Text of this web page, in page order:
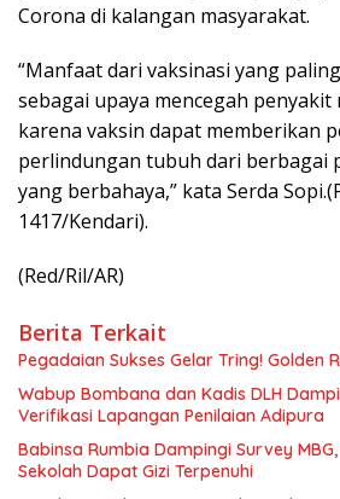
Corona di kalangan masyarakat.
“Manfaat dari vaksinasi yang
sebagai upaya mencegah penyakit
karena vaksin dapat memberikan
perlindungan tubuh dari berbagai
yang berbahaya,” kata Serda
1417/Kendari).
(Red/Ril/AR)
Berita Terkait
Pegadaian Sukses Gelar Tring! Golden
Wabup Bombana dan Kadis DLH
Verifikasi Lapangan Penilaian Adipura
Babinsa Rumbia Dampingi Survey
Sekolah Dapat Gizi Terpenuhi